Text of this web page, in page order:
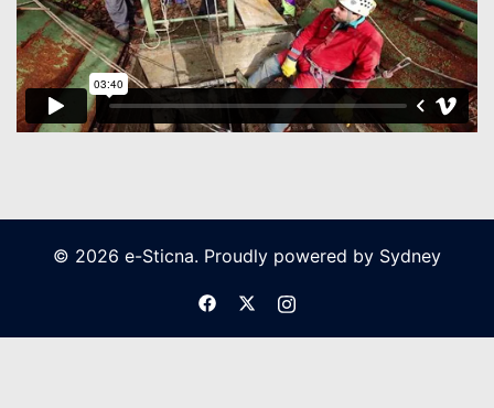
© 2026 e-Sticna. Proudly powered by Sydney